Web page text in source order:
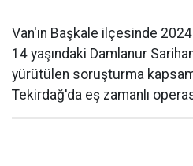
Van'ın Başkale ilçesinde 2024
14 yaşındaki Damlanur
yürütülen soruşturma
Tekirdağ'da eş zamanlı